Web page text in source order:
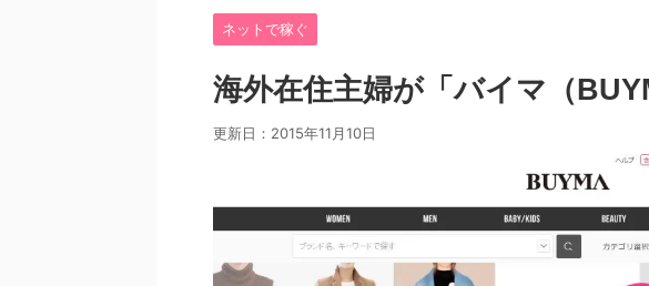
ネットで稼ぐ
海外在住主婦が「バイマ（
更新日： 2015年11月10日